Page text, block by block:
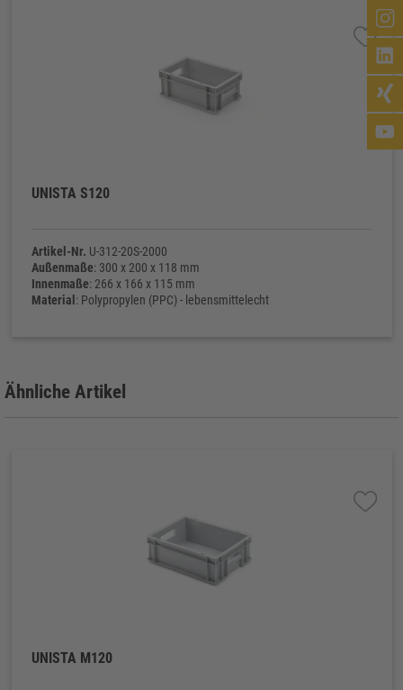
UNISTA S120
Artikel-Nr. U-312-20S-2000
Außenmaße: 300 x 200 x 118 mm
Innenmaße: 266 x 166 x 115 mm
Material : Polypropylen (PPC) - lebensmittelecht
Ähnliche Artikel
UNISTA M120